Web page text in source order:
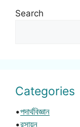
Search
Categories
•পদার্থবিজ্ঞান
•রসায়ন